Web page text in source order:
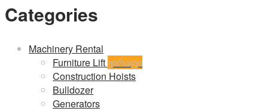
Categories
Machinery Rental
Furniture Lift ჟირაფი
Construction Hoists
Bulldozer
Generators